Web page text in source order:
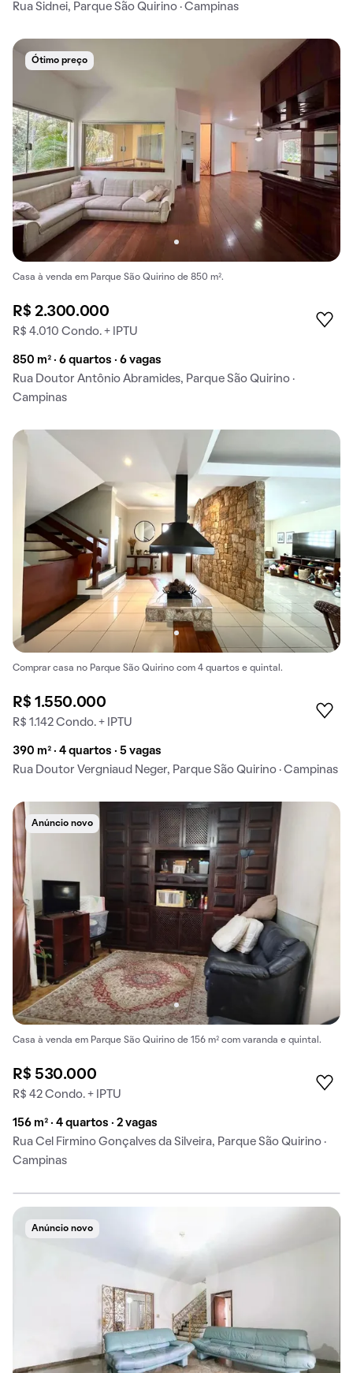
Rua Sidnei, Parque São Quirino · Campinas
Ótimo preço
Casa à venda em Parque São Quirino de 850 m².
R$ 2.300.000
R$ 4.010 Condo. + IPTU
850 m² · 6 quartos · 6 vagas
Rua Doutor Antônio Abramides, Parque São Quirino ·
Campinas
Comprar casa no Parque São Quirino com 4 quartos e quintal.
R$ 1.550.000
R$ 1.142 Condo. + IPTU
390 m² · 4 quartos · 5 vagas
Rua Doutor Vergniaud Neger, Parque São Quirino · Campinas
Anúncio novo
Casa à venda em Parque São Quirino de 156 m² com varanda e quintal.
R$ 530.000
R$ 42 Condo. + IPTU
156 m² · 4 quartos · 2 vagas
Rua Cel Firmino Gonçalves da Silveira, Parque São Quirino ·
Campinas
Anúncio novo